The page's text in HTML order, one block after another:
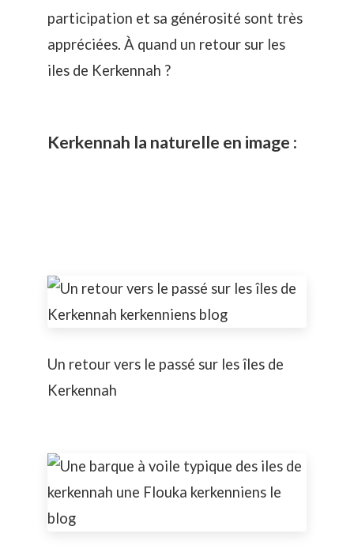
participation et sa générosité sont très
appréciées. À quand un retour sur les
iles de Kerkennah ?
Kerkennah la naturelle en image :
Un retour vers le passé sur les îles de
Kerkennah